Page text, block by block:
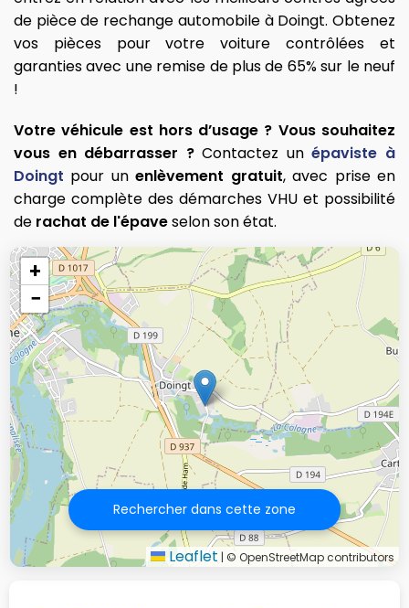
de pièce de rechange automobile à Doingt. Obtenez
vos pièces pour votre voiture contrôlées et
garanties avec une remise de plus de 65% sur le neuf
!
Votre véhicule est hors d’usage ? Vous souhaitez
vous en débarrasser ?Contactez unépaviste à
Doingt pour unenlèvement gratuit, avec prise en
charge complète des démarches VHU et possibilité
de rachat de l'épaveselon son état.
Rechercher dans cette zone
+
−
Leaflet | © OpenStreetMap contributors